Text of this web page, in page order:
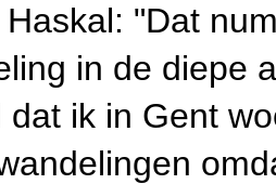
"Dat
in de diepe
dat ik in Gent